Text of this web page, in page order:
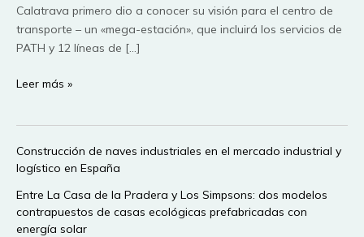
Calatrava primero dio a conocer su visión para el centro de
transporte – un «mega-estación», que incluirá los servicios de
PATH y 12 líneas de […]
Santiago
World
Trade
Center
Leer más »
Construcción de naves industriales en el mercado industrial y
logístico en España
Entre La Casa de la Pradera y Los Simpsons: dos modelos
contrapuestos de casas ecológicas prefabricadas con
energía solar